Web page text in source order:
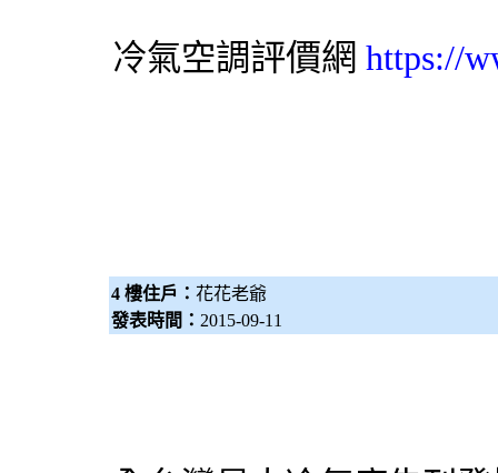
冷氣空調評價網 https://
4 樓住戶： 花花老爺
發表時間： 2015-09-11